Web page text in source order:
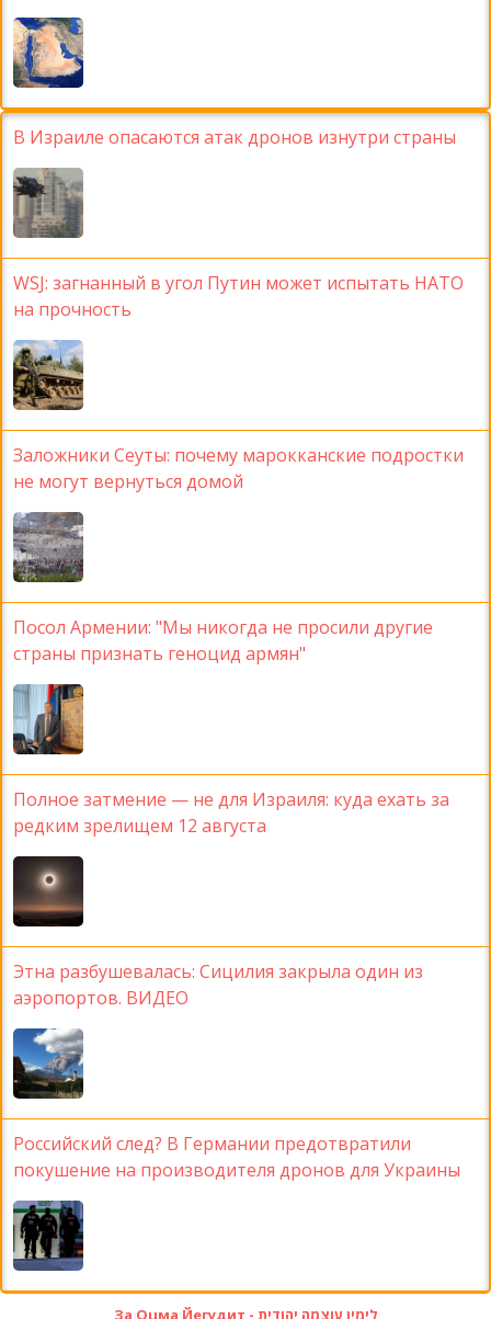
В Израиле опасаются атак дронов изнутри страны
WSJ: загнанный в угол Путин может испытать НАТО
на прочность
Заложники Сеуты: почему марокканские подростки
не могут вернуться домой
Посол Армении: "Мы никогда не просили другие
страны признать геноцид армян"
Полное затмение — не для Израиля: куда ехать за
редким зрелищем 12 августа
Этна разбушевалась: Сицилия закрыла один из
аэропортов. ВИДЕО
Российский след? В Германии предотвратили
покушение на производителя дронов для Украины
За Оцма Йегудит - לימין עוצמה יהודית